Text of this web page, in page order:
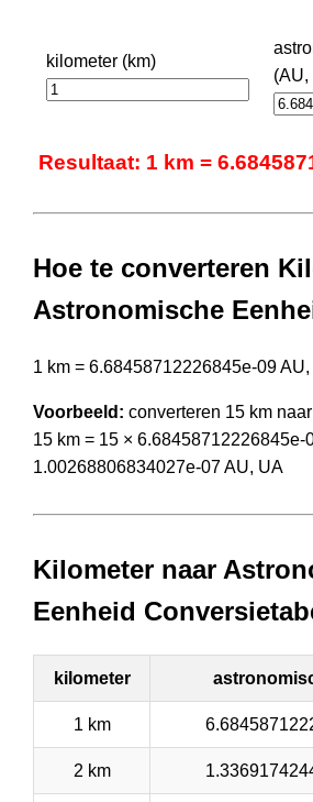
kilometer (km)
(AU,
Resultaat: 1 km =
Hoe te converteren
Astronomische
1 km = 6.68458712226845e-09
Voorbeeld: converteren 15 km
15 km = 15 × 6.68458712226845e-
1.00268806834027e-07 AU, UA
Kilometer naar
Eenheid
kilometer
1 km
2 km